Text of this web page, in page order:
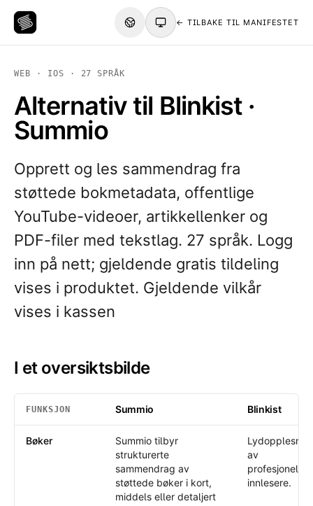
← TILBAKE TIL MANIFESTET
WEB · IOS · 27 SPRÅK
Alternativ til Blinkist ·
Summio
Opprett og les sammendrag fra
støttede bokmetadata, offentlige
YouTube-videoer, artikkellenker og
PDF-filer med tekstlag. 27 språk. Logg
inn på nett; gjeldende gratis tildeling
vises i produktet. Gjeldende vilkår
vises i kassen
I et oversiktsbilde
FUNKSJON Summio Blinkist
Bøker
Summio tilbyr
strukturerte
sammendrag av
støttede bøker i kort,
middels eller detaljert
av
profesjonelle
innlesere.